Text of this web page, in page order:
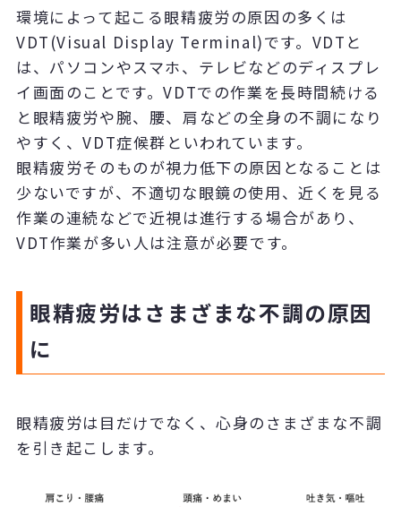
環境によって起こる眼精疲労の原因の多くは
VDT(Visual Display Terminal)です。VDTと
は、パソコンやスマホ、テレビなどのディスプレ
イ画面のことです。VDTでの作業を長時間続ける
と眼精疲労や腕、腰、肩などの全身の不調になり
やすく、VDT症候群といわれています。
眼精疲労そのものが視力低下の原因となることは
少ないですが、不適切な眼鏡の使用、近くを見る
作業の連続などで近視は進行する場合があり、
VDT作業が多い人は注意が必要です。
眼精疲労はさまざまな不調の原因
に
眼精疲労は目だけでなく、心身のさまざまな不調
を引き起こします。